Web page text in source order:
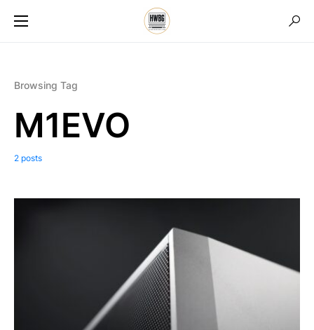
Browsing Tag
M1EVO
2 posts